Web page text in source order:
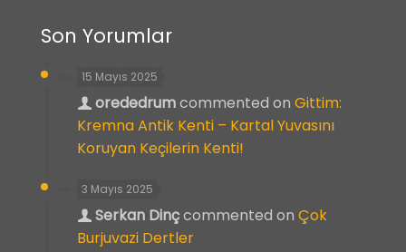
Son Yorumlar
15 Mayıs 2025
orededrumcommented on Gittim:
Kremna Antik Kenti – Kartal Yuvasını
Koruyan Keçilerin Kenti!
3 Mayıs 2025
Serkan Dinçcommented on Çok
Burjuvazi Dertler